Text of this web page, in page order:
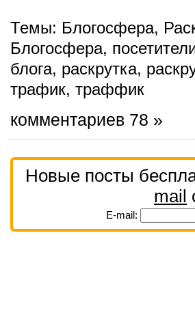
Темы: Блогосфера,
Блогосфера,
блога, раскрутка,
трафик, траффик
комментариев 78 »
Новые посты
mail
E-mail: